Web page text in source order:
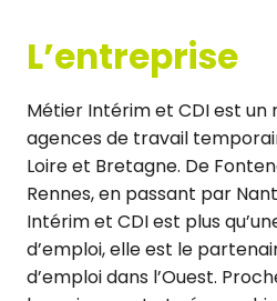
L’entreprise
Métier Intérim et CDI est un
agences de travail
Loire et Bretagne. De
Rennes, en passant par
Intérim et CDI est plus
d’emploi, elle est le
d’emploi dans l’Ouest.